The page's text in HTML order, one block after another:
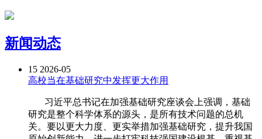
新闻动态
15 2026-05
高校当在基础研究中发挥更大作用
习近平总书记在加强基础研究座谈会上强调，基础
研究是整个科学体系的源头，是所有技术问题的总机
关。要以更大力度、更实举措加强基础研究，提升我国